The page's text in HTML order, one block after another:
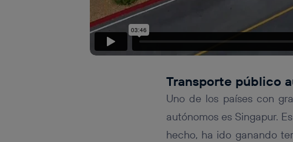
Transporte público
Uno de los países con
autónomos es Singapur.
hecho, ha ido ganando